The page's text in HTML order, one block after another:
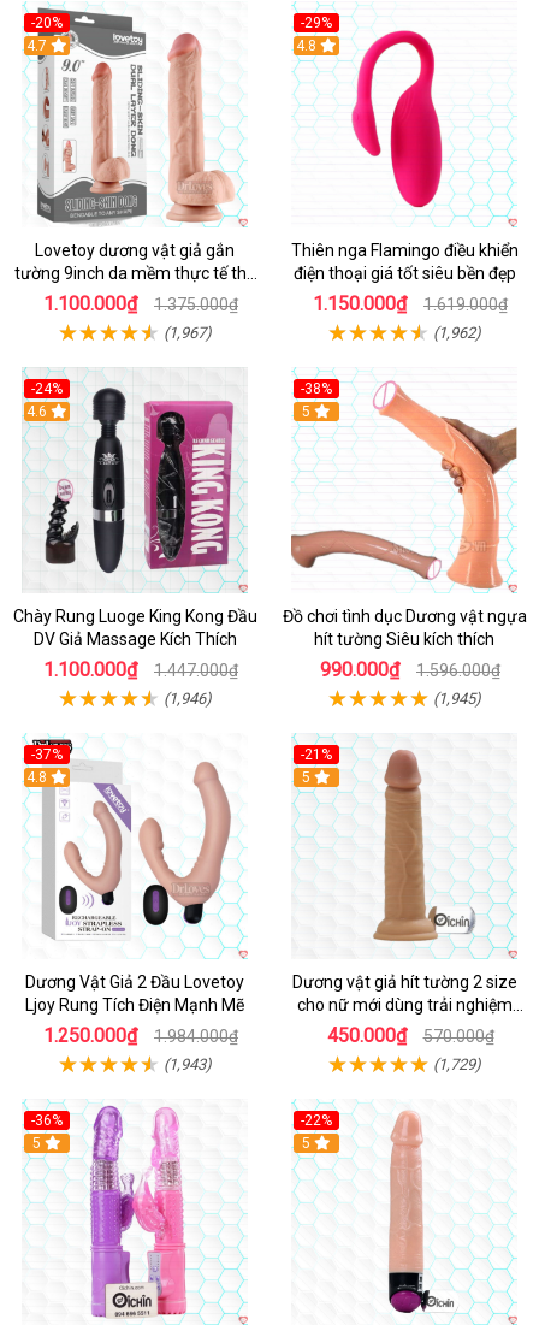
-20%
Hot
4.7
Lovetoy dương vật giả gắn
tường 9inch da mềm thực tế thú
vị
1.100.000₫ 1.375.000₫
(1,967)
-29%
Hot
4.8
Thiên nga Flamingo điều khiển
điện thoại giá tốt siêu bền đẹp
1.150.000₫ 1.619.000₫
(1,962)
-24%
4.6
Chày Rung Luoge King Kong Đầu
DV Giả Massage Kích Thích
1.100.000₫ 1.447.000₫
(1,946)
-38%
Hot
5
Đồ chơi tình dục Dương vật ngựa
hít tường Siêu kích thích
990.000₫ 1.596.000₫
(1,945)
-37%
Hot
4.8
Dương Vật Giả 2 Đầu Lovetoy
Ljoy Rung Tích Điện Mạnh Mẽ
1.250.000₫ 1.984.000₫
(1,943)
-21%
Hot
5
Dương vật giả hít tường 2 size
cho nữ mới dùng trải nghiệm
thật
450.000₫ 570.000₫
(1,729)
-36%
Hot
5
-22%
Hot
5